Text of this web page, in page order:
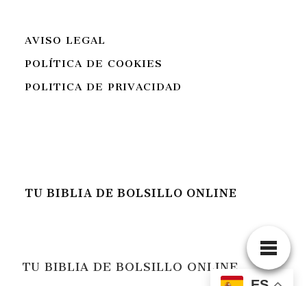
AVISO LEGAL
POLÍTICA DE COOKIES
POLITICA DE PRIVACIDAD
TU BIBLIA DE BOLSILLO ONLINE
TU BIBLIA DE BOLSILLO ONLINE